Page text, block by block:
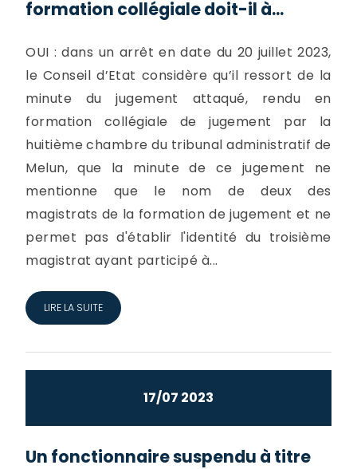
formation collégiale doit-il à...
OUI : dans un arrêt en date du 20 juillet 2023,
le Conseil d’Etat considère qu’il ressort de la
minute du jugement attaqué, rendu en
formation collégiale de jugement par la
huitième chambre du tribunal administratif de
Melun, que la minute de ce jugement ne
mentionne que le nom de deux des
magistrats de la formation de jugement et ne
permet pas d'établir l'identité du troisième
magistrat ayant participé à...
LIRE LA SUITE
17/07 2023
Un fonctionnaire suspendu à titre